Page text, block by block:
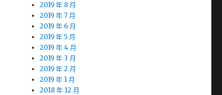
2019 年 8 月
2019 年 7 月
2019 年 6 月
2019 年 5 月
2019 年 4 月
2019 年 3 月
2019 年 2 月
2019 年 1 月
2018 年 12 月